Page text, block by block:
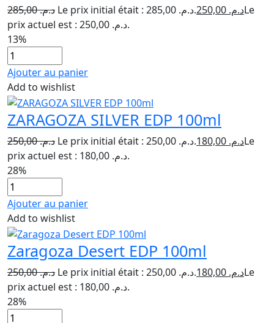
د.م.285,00 Le prix initial était : د.م. 285,00. د.م.Le
prix actuel est : د.م. 250,00.
13%
Ajouter au panier
Add to wishlist
ZARAGOZA SILVER EDP 100ml
د.م.250,00 Le prix initial était : د.م. 250,00. د.م.Le
prix actuel est : د.م. 180,00.
28%
Ajouter au panier
Add to wishlist
Zaragoza Desert EDP 100ml
د.م.250,00 Le prix initial était : د.م. 250,00. د.م.Le
prix actuel est : د.م. 180,00.
28%